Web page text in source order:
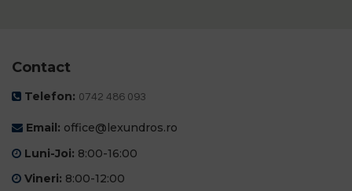
Contact
Telefon: 0742 486 093
Email: office@lexundros.ro
Luni-Joi: 8:00-16:00
Vineri: 8:00-12:00